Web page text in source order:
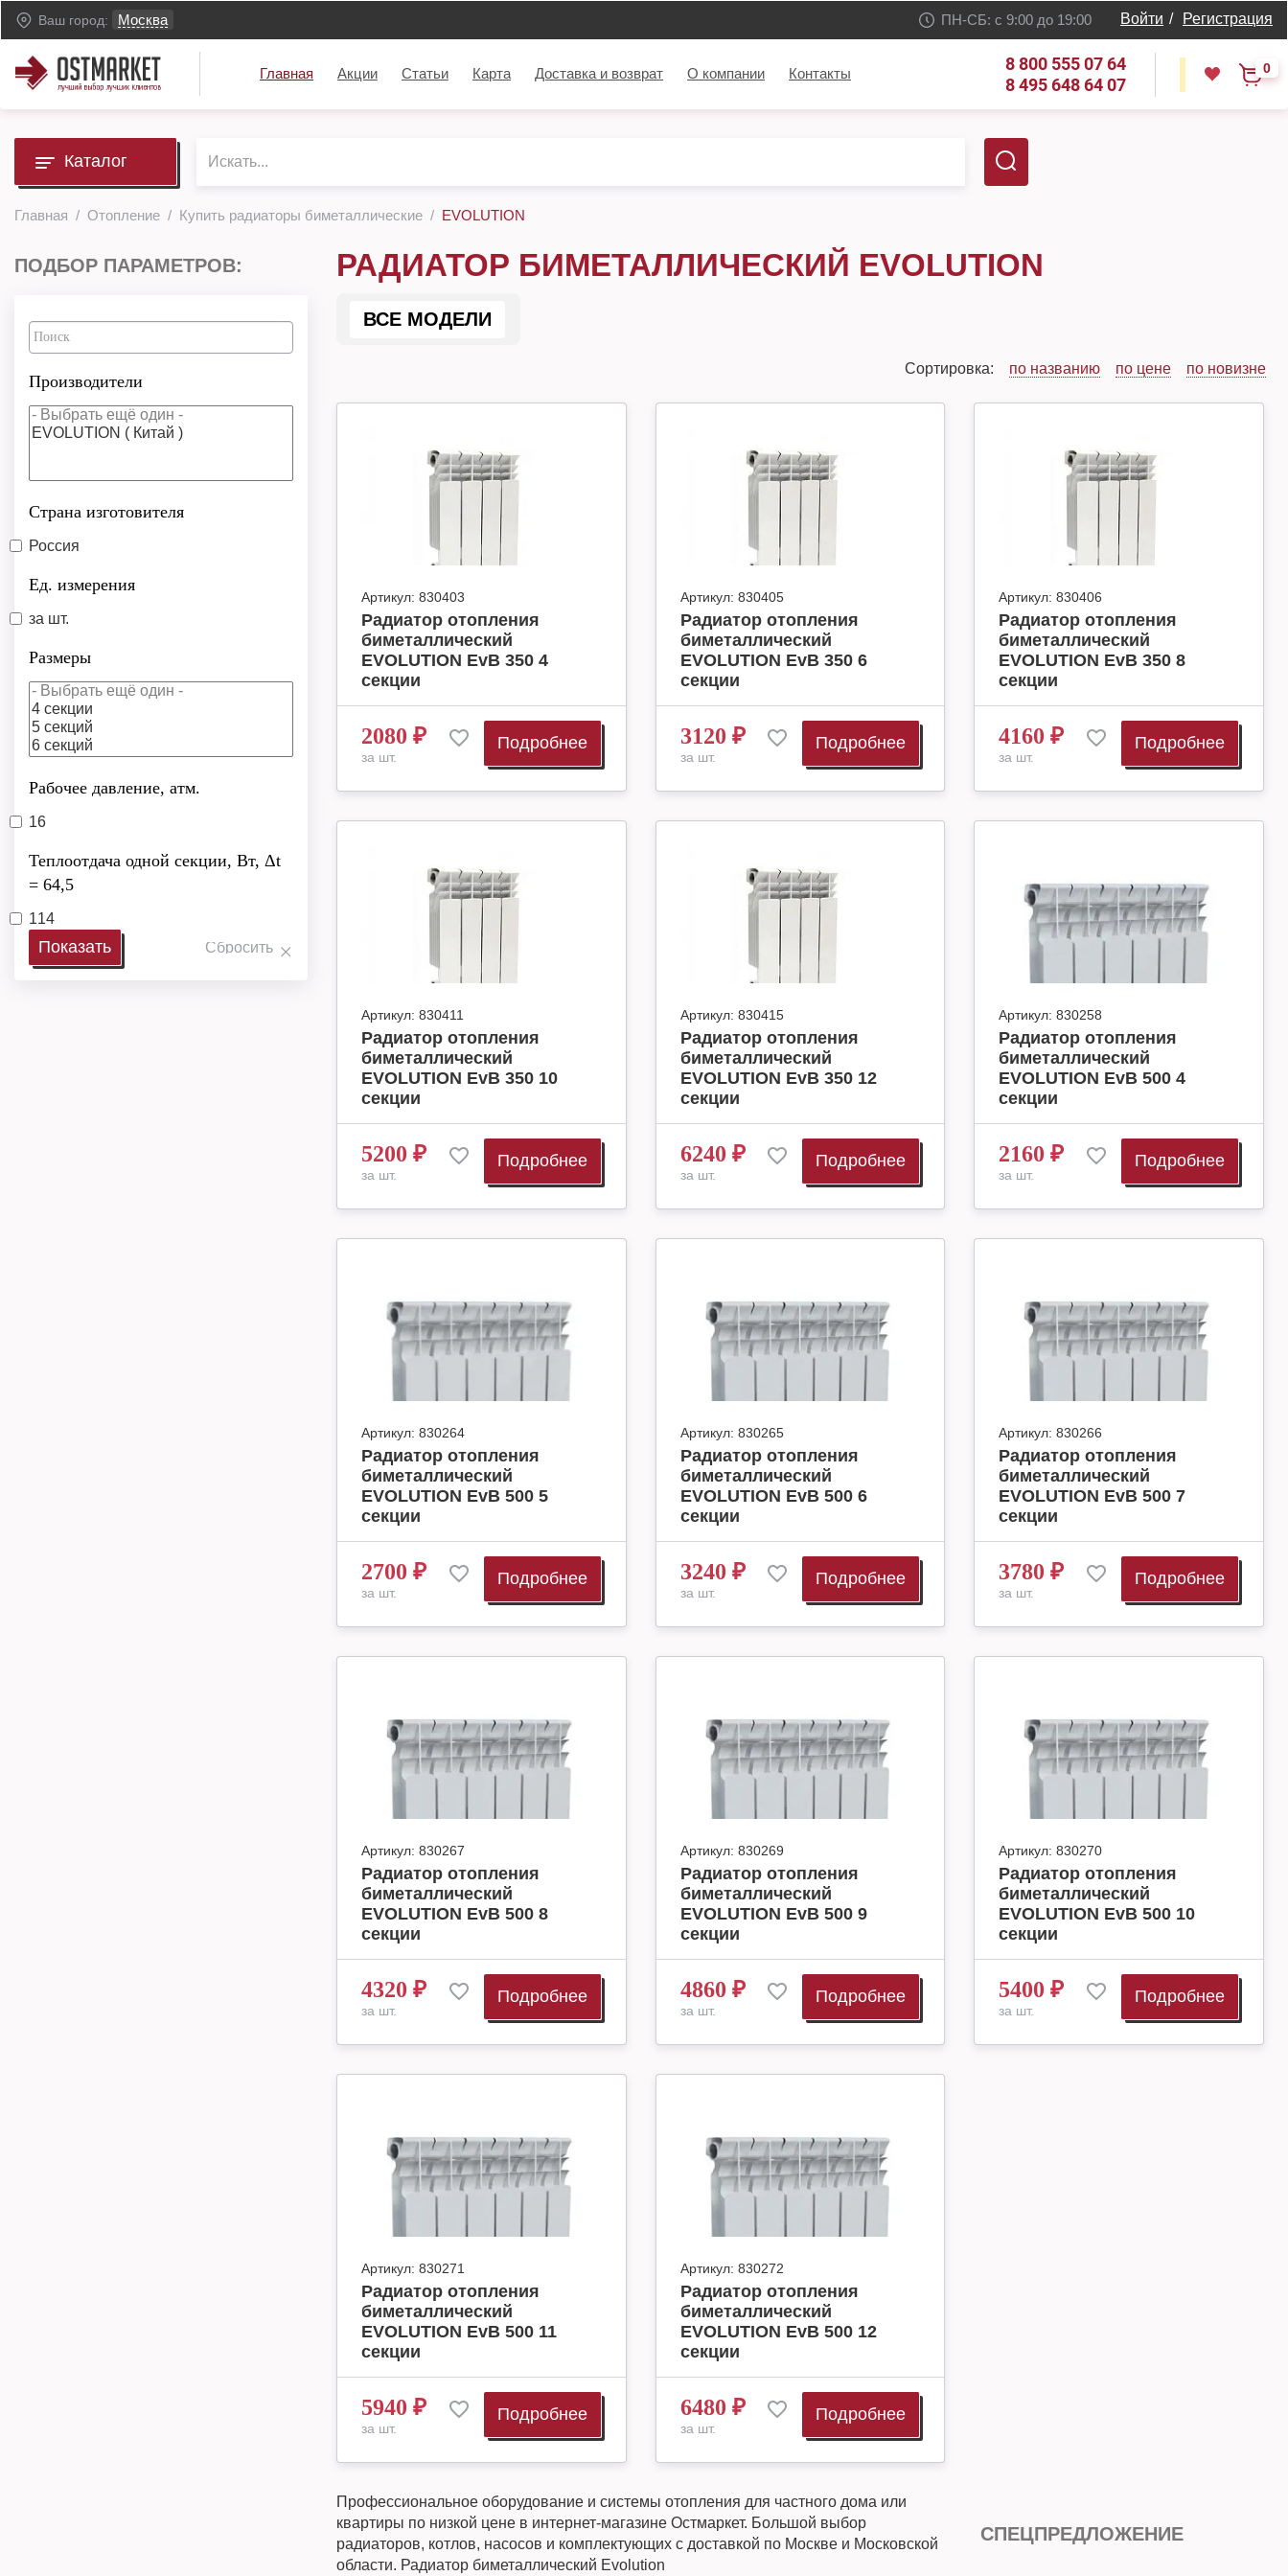
Ваш город: Москва ПН-СБ: с 9:00 до 19:00 Войти / Регистрация
Главная Акции Статьи Карта Доставка и возврат О компании Контакты
8 800 555 07 64
8 495 648 64 07
0
Каталог
Главная Отопление Купить радиаторы биметаллические EVOLUTION
ПОДБОР ПАРАМЕТРОВ:
Производители
Страна изготовителя
Россия
Ед. измерения
за шт.
Размеры
Рабочее давление, атм.
16
Теплоотдача одной секции, Вт, Δt
= 64,5
114
РАДИАТОР БИМЕТАЛЛИЧЕСКИЙ EVOLUTION
ВСЕ МОДЕЛИ
Сортировка: по названию по цене по новизне
Артикул: 830403
Радиатор отопления
биметаллический
EVOLUTION EvB 350 4
секции
2080 ₽
за шт.
Подробнее
Артикул: 830405
Радиатор отопления
биметаллический
EVOLUTION EvB 350 6
секции
3120 ₽
за шт.
Подробнее
Артикул: 830406
Радиатор отопления
биметаллический
EVOLUTION EvB 350 8
секции
4160 ₽
за шт.
Подробнее
Артикул: 830411
Радиатор отопления
биметаллический
EVOLUTION EvB 350 10
секции
5200 ₽
за шт.
Подробнее
Артикул: 830415
Радиатор отопления
биметаллический
EVOLUTION EvB 350 12
секции
6240 ₽
за шт.
Подробнее
Артикул: 830258
Радиатор отопления
биметаллический
EVOLUTION EvB 500 4
секции
2160 ₽
за шт.
Подробнее
Артикул: 830264
Радиатор отопления
биметаллический
EVOLUTION EvB 500 5
секции
2700 ₽
за шт.
Подробнее
Артикул: 830265
Радиатор отопления
биметаллический
EVOLUTION EvB 500 6
секции
3240 ₽
за шт.
Подробнее
Артикул: 830266
Радиатор отопления
биметаллический
EVOLUTION EvB 500 7
секции
3780 ₽
за шт.
Подробнее
Артикул: 830267
Радиатор отопления
биметаллический
EVOLUTION EvB 500 8
секции
4320 ₽
за шт.
Подробнее
Артикул: 830269
Радиатор отопления
биметаллический
EVOLUTION EvB 500 9
секции
4860 ₽
за шт.
Подробнее
Артикул: 830270
Радиатор отопления
биметаллический
EVOLUTION EvB 500 10
секции
5400 ₽
за шт.
Подробнее
Артикул: 830271
Радиатор отопления
биметаллический
EVOLUTION EvB 500 11
секции
5940 ₽
за шт.
Подробнее
Артикул: 830272
Радиатор отопления
биметаллический
EVOLUTION EvB 500 12
секции
6480 ₽
за шт.
Подробнее
Профессиональное оборудование и системы отопления для частного дома или
квартиры по низкой цене в интернет-магазине Остмаркет. Большой выбор
радиаторов, котлов, насосов и комплектующих с доставкой по Москве и Московской
области. Радиатор биметаллический Evolution
СПЕЦПРЕДЛОЖЕНИЕ